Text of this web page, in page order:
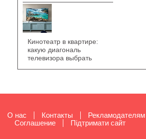
Кинотеатр в квартире:
какую диагональ
телевизора выбрать
О нас Контакты
Рекламодателям
Cоглашение
Підтримати сайт